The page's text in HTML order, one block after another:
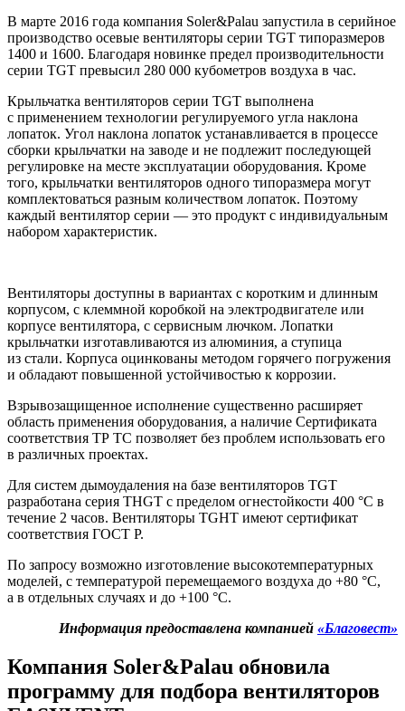
В марте 2016 года компания Soler&Palau запустила в серийное
производство осевые вентиляторы серии TGT типоразмеров
1400 и 1600. Благодаря новинке предел производительности
серии TGT превысил 280 000 кубометров воздуха в час.
Крыльчатка вентиляторов серии TGT выполнена
с применением технологии регулируемого угла наклона
лопаток. Угол наклона лопаток устанавливается в процессе
сборки крыльчатки на заводе и не подлежит последующей
регулировке на месте эксплуатации оборудования. Кроме
того, крыльчатки вентиляторов одного типоразмера могут
комплектоваться разным количеством лопаток. Поэтому
каждый вентилятор серии — это продукт с индивидуальным
набором характеристик.
Вентиляторы доступны в вариантах с коротким и длинным
корпусом, с клеммной коробкой на электродвигателе или
корпусе вентилятора, с сервисным лючком. Лопатки
крыльчатки изготавливаются из алюминия, а ступица
из стали. Корпуса оцинкованы методом горячего погружения
и обладают повышенной устойчивостью к коррозии.
Взрывозащищенное исполнение существенно расширяет
область применения оборудования, а наличие Сертификата
соответствия ТР ТС позволяет без проблем использовать его
в различных проектах.
Для систем дымоудаления на базе вентиляторов TGT
разработана серия THGT c пределом огнестойкости 400 °C в
течение 2 часов. Вентиляторы TGHT имеют сертификат
соответствия ГОСТ Р.
По запросу возможно изготовление высокотемпературных
моделей, с температурой перемещаемого воздуха до +80 °C,
а в отдельных случаях и до +100 °C.
Информация предоставлена компанией «Благовест»
Компания Soler&Palau обновила
программу для подбора вентиляторов